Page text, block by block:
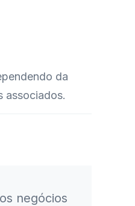
da
associados.
negócios